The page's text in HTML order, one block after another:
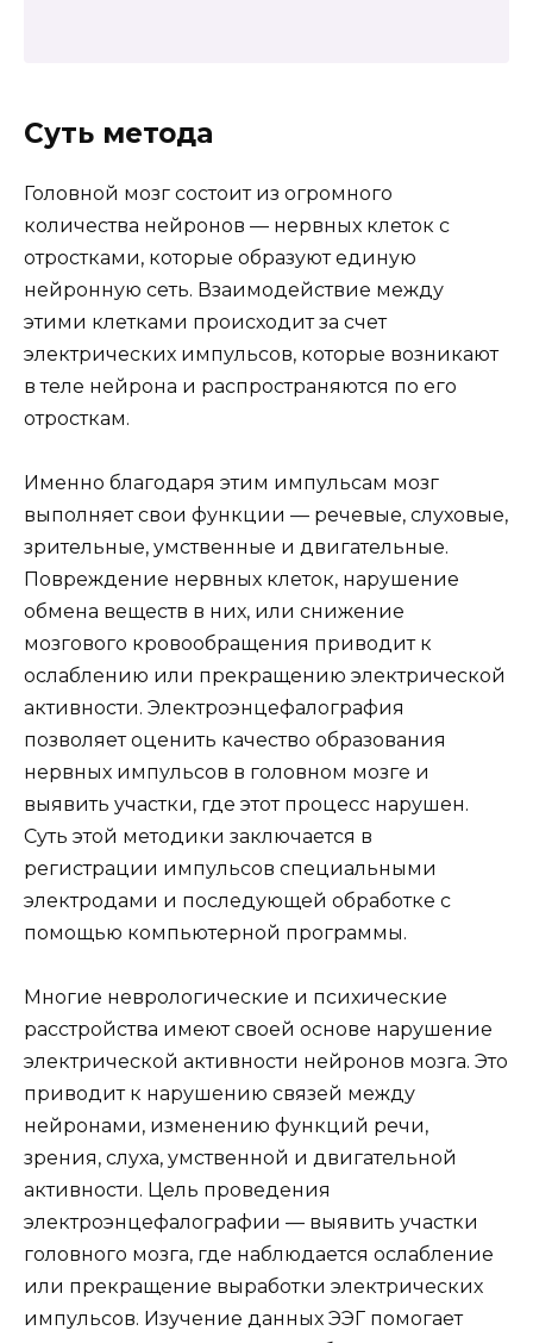
Суть метода
Головной мозг состоит из огромного
количества нейронов — нервных клеток с
отростками, которые образуют единую
нейронную сеть. Взаимодействие между
этими клетками происходит за счет
электрических импульсов, которые возникают
в теле нейрона и распространяются по его
отросткам.
Именно благодаря этим импульсам мозг
выполняет свои функции — речевые, слуховые,
зрительные, умственные и двигательные.
Повреждение нервных клеток, нарушение
обмена веществ в них, или снижение
мозгового кровообращения приводит к
ослаблению или прекращению электрической
активности. Электроэнцефалография
позволяет оценить качество образования
нервных импульсов в головном мозге и
выявить участки, где этот процесс нарушен.
Суть этой методики заключается в
регистрации импульсов специальными
электродами и последующей обработке с
помощью компьютерной программы.
Многие неврологические и психические
расстройства имеют своей основе нарушение
электрической активности нейронов мозга. Это
приводит к нарушению связей между
нейронами, изменению функций речи,
зрения, слуха, умственной и двигательной
активности. Цель проведения
электроэнцефалографии — выявить участки
головного мозга, где наблюдается ослабление
или прекращение выработки электрических
импульсов. Изучение данных ЭЭГ помогает